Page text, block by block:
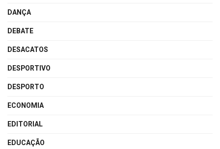
DANÇA
DEBATE
DESACATOS
DESPORTIVO
DESPORTO
ECONOMIA
EDITORIAL
EDUCAÇÃO